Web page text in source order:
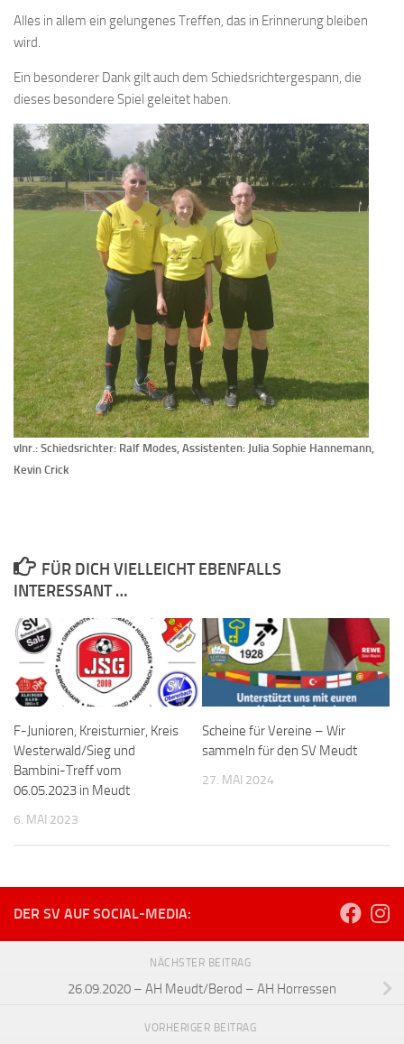
Alles in allem ein gelungenes Treffen, das in Erinnerung bleiben
wird.
Ein besonderer Dank gilt auch dem Schiedsrichtergespann, die
dieses besondere Spiel geleitet haben.
vlnr.: Schiedsrichter: Ralf Modes, Assistenten: Julia Sophie Hannemann,
Kevin Crick
FÜR DICH VIELLEICHT EBENFALLS
INTERESSANT …
F-Junioren, Kreisturnier, Kreis
Westerwald/Sieg und
Bambini-Treff vom
06.05.2023 in Meudt
6. MAI 2023
Scheine für Vereine – Wir
sammeln für den SV Meudt
27. MAI 2024
DER SV AUF SOCIAL-MEDIA:
NÄCHSTER BEITRAG
26.09.2020 – AH Meudt/Berod – AH Horressen
VORHERIGER BEITRAG